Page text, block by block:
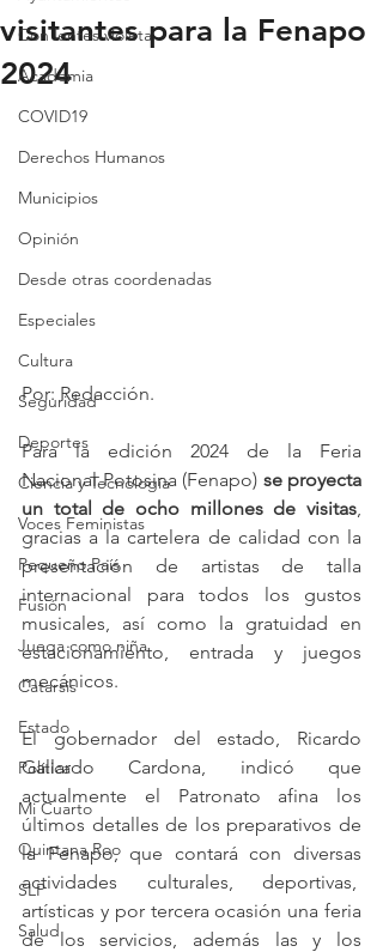
Con lentes violeta
Academia
COVID19
Derechos Humanos
Municipios
Opinión
Desde otras coordenadas
Especiales
Cultura
Seguridad
Deportes
Ciencia y Tecnología
Voces Feministas
Pequeño País
Fusión
Juega como niña
Catarsis
Estado
Política
Mi Cuarto
Quintana Roo
SLP
Salud
visitantes para la Fenapo
2024
Por: Redacción.
Para la edición 2024 de la Feria
Nacional Potosina (Fenapo) se proyecta
un total de ocho millones de visitas,
gracias a la cartelera de calidad con la
presentación de artistas de talla
internacional para todos los gustos
musicales, así como la gratuidad en
estacionamiento, entrada y juegos
mecánicos.
El gobernador del estado, Ricardo
Gallardo Cardona, indicó que
actualmente el Patronato afina los
últimos detalles de los preparativos de
la Fenapo, que contará con diversas
actividades culturales, deportivas,
artísticas y por tercera ocasión una feria
de los servicios, además las y los